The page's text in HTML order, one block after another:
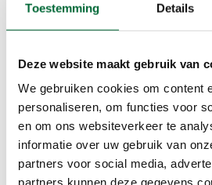
Toestemming Details
Deze website maakt gebruik van
We gebruiken cookies om content
personaliseren, om functies voor
en om ons websiteverkeer te
informatie over uw gebruik van
partners voor social media,
partners kunnen deze gegevens
Voorzieningen
Bepijld
EHBO
Honden, mits aangelijnd
Korting
Routebeschr
Rust